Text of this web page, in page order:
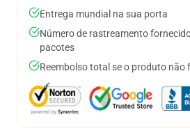
Entrega mundial na sua porta
Número de rastreamento
pacotes
Reembolso total se o produto não